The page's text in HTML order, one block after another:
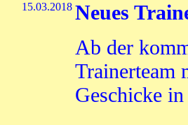
15.03.2018 Neues
Ab der
Trainerteam
Geschicke